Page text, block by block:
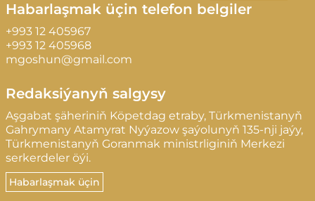
Habarlaşmak üçin telefon belgiler
+993 12 405967
+993 12 405968
mgoshun@gmail.com
Redaksiýanyň salgysy
Aşgabat şäheriniň Köpetdag etraby, Türkmenistanyň
Gahrymany Atamyrat Nyýazow şaýolunyň 135-nji jaýy,
Türkmenistanyň Goranmak ministrliginiň Merkezi
serkerdeler öýi.
Habarlaşmak üçin